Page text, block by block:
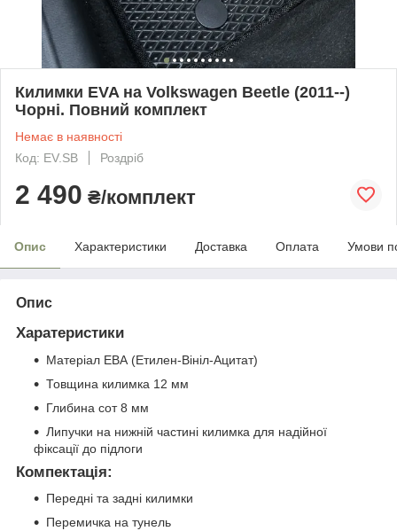
Килимки EVA на Volkswagen Beetle (2011--)
Чорні. Повний комплект
Немає в наявності
Код: EV.SB
Роздріб
2 490 ₴/комплект
Опис Характеристики Доставка Оплата Умови
Опис
Харатеристики
Матеріал ЕВА (Етилен-Вініл-Ацитат)
Товщина килимка 12 мм
Глибина сот 8 мм
Липучки на нижній частині килимка для надійної
фіксації до підлоги
Компектація:
Передні та задні килимки
Перемичка на тунель